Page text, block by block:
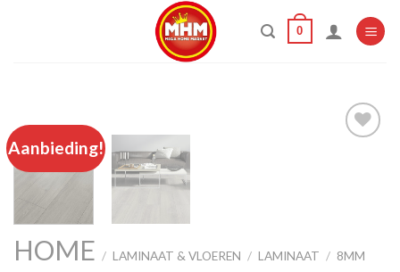
0
Aanbieding!
HOME / LAMINAAT & VLOEREN / LAMINAAT / 8MM